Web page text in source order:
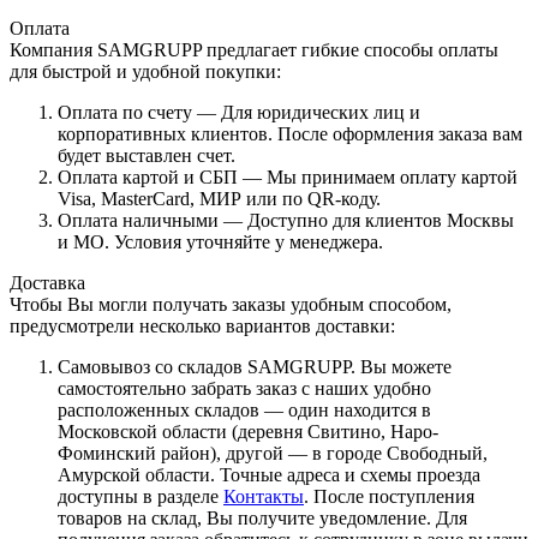
Оплата
Компания SAMGRUPP предлагает гибкие способы оплаты
для быстрой и удобной покупки:
Оплата по счету — Для юридических лиц и
корпоративных клиентов. После оформления заказа вам
будет выставлен счет.
Оплата картой и СБП — Мы принимаем оплату картой
Visa, MasterCard, МИР или по QR-коду.
Оплата наличными — Доступно для клиентов Москвы
и МО. Условия уточняйте у менеджера.
Доставка
Чтобы Вы могли получать заказы удобным способом,
предусмотрели несколько вариантов доставки:
Самовывоз со складов SAMGRUPP. Вы можете
самостоятельно забрать заказ с наших удобно
расположенных складов — один находится в
Московской области (деревня Свитино, Наро-
Фоминский район), другой — в городе Свободный,
Амурской области. Точные адреса и схемы проезда
доступны в разделе Контакты. После поступления
товаров на склад, Вы получите уведомление. Для